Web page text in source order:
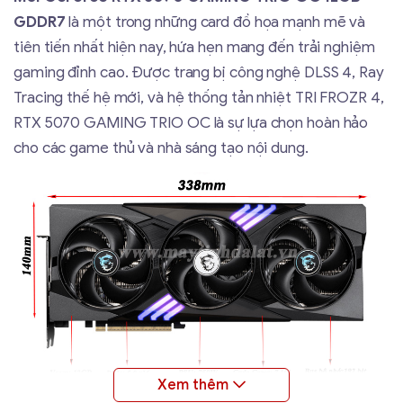
GDDR7là một trong những card đồ họa mạnh mẽ và
tiên tiến nhất hiện nay, hứa hẹn mang đến trải nghiệm
gaming đỉnh cao. Được trang bị công nghệ DLSS 4, Ray
Tracing thế hệ mới, và hệ thống tản nhiệt TRI FROZR 4,
RTX 5070 GAMING TRIO OC là sự lựa chọn hoàn hảo
cho các game thủ và nhà sáng tạo nội dung.